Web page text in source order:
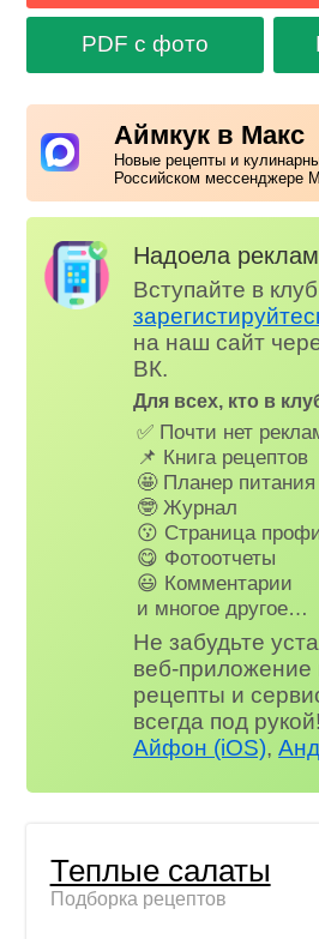
PDF с фото
Аймкук в Макс
Новые рецепты и
Российском мессенджере
Надоела
Вступайте в
на наш сайт
ВК.
Для всех, кто в
✅ Почти нет
📌 Книга рецептов
🤩 Планер питания
🤓 Журнал
😗 Страница
😋 Фотоотчеты
😃 Комментарии
и многое другое…
Не забудьте
веб-
рецепты и
всегда под рукой!
Айфон (iOS),
Теплые салаты
Подборка рецептов